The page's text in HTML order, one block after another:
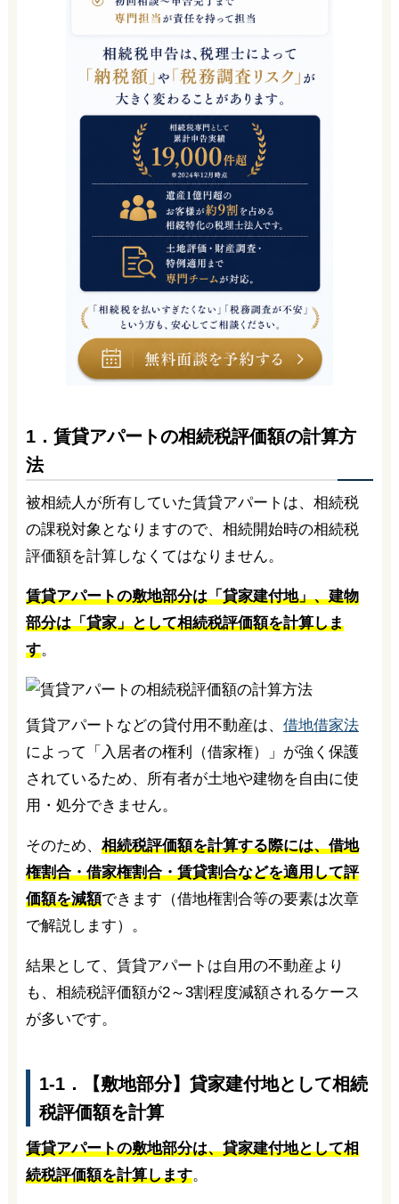
1．賃貸アパートの相続税評価額の計算方
法
被相続人が所有していた賃貸アパートは、相続税
の課税対象となりますので、相続開始時の相続税
評価額を計算しなくてはなりません。
賃貸アパートの敷地部分は「貸家建付地」、建物
部分は「貸家」として相続税評価額を計算しま
す。
賃貸アパートなどの貸付用不動産は、 借地借家法
によって「入居者の権利（借家権）」が強く保護
されているため、所有者が土地や建物を自由に使
用・処分できません。
そのため、 相続税評価額を計算する際には、借地
権割合・借家権割合・賃貸割合などを適用して評
価額を減額できます（借地権割合等の要素は次章
で解説します）。
結果として、賃貸アパートは自用の不動産より
も、相続税評価額が2～3割程度減額されるケース
が多いです。
1-1．【敷地部分】貸家建付地として相続
税評価額を計算
賃貸アパートの敷地部分は、貸家建付地として相
続税評価額を計算します。